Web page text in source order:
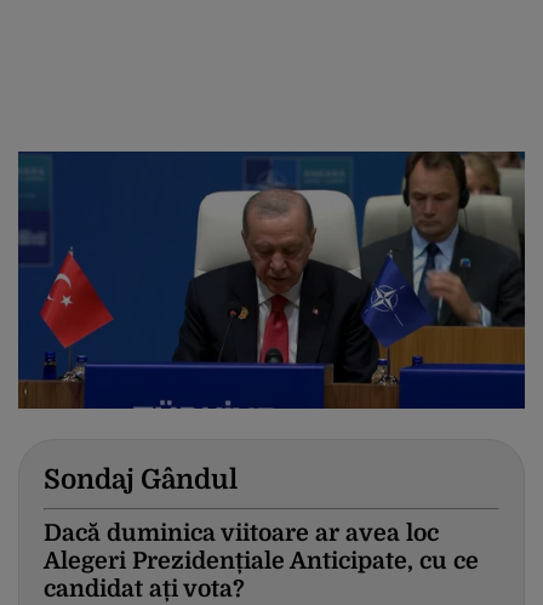
Sondaj Gândul
Dacă duminica viitoare ar avea loc
Alegeri Prezidențiale Anticipate, cu ce
candidat ați vota?